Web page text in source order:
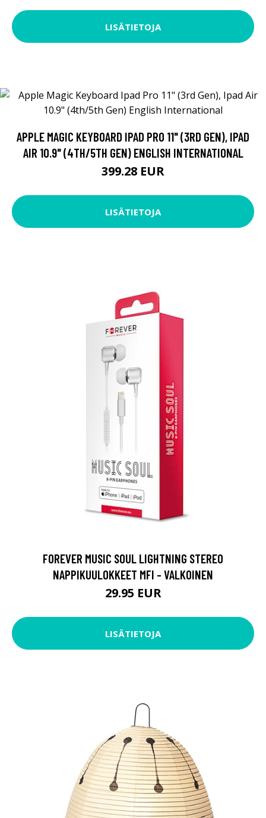
LISÄTIETOJA
APPLE MAGIC KEYBOARD IPAD PRO 11" (3RD GEN), IPAD
AIR 10.9" (4TH/5TH GEN) ENGLISH INTERNATIONAL
399.28 EUR
LISÄTIETOJA
FOREVER MUSIC SOUL LIGHTNING STEREO
NAPPIKUULOKKEET MFI - VALKOINEN
29.95 EUR
LISÄTIETOJA